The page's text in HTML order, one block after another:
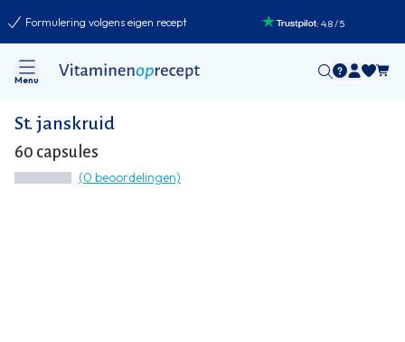
Formulering volgens eigen recept :4.8/5
Menu
St. janskruid
60 capsules
(0 beoordelingen)